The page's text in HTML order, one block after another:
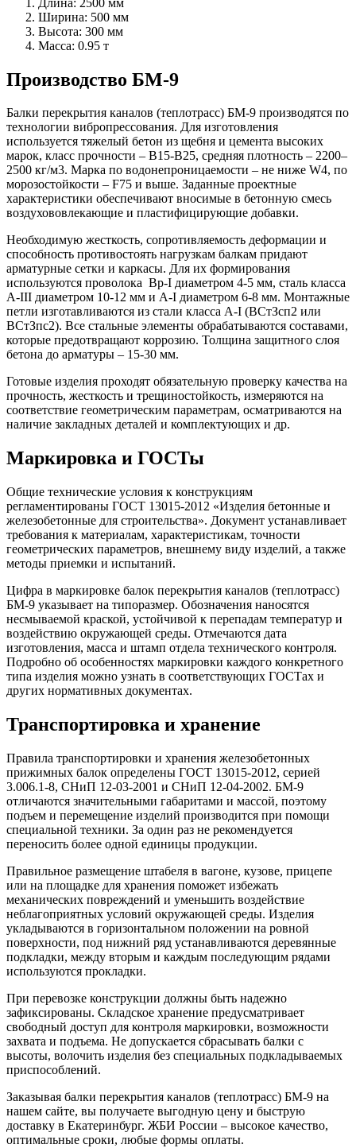
Ширина: 500 мм
Высота: 300 мм
Масса: 0.95 т
Производство БМ-9
Балки перекрытия каналов (теплотрасс) БМ-9 производятся по
технологии вибропрессования. Для изготовления
используется тяжелый бетон из щебня и цемента высоких
марок, класс прочности – В15-В25, средняя плотность – 2200–
2500 кг/м3. Марка по водонепроницаемости – не ниже W4, по
морозостойкости – F75 и выше. Заданные проектные
характеристики обеспечивают вносимые в бетонную смесь
воздухововлекающие и пластифицирующие добавки.
Необходимую жесткость, сопротивляемость деформации и
способность противостоять нагрузкам балкам придают
арматурные сетки и каркасы. Для их формирования
используются проволока Вр-I диаметром 4-5 мм, сталь класса
А-III диаметром 10-12 мм и А-I диаметром 6-8 мм. Монтажные
петли изготавливаются из стали класса А-I (ВСтЗсп2 или
ВСтЗпс2). Все стальные элементы обрабатываются составами,
которые предотвращают коррозию. Толщина защитного слоя
бетона до арматуры – 15-30 мм.
Готовые изделия проходят обязательную проверку качества на
прочность, жесткость и трещиностойкость, измеряются на
соответствие геометрическим параметрам, осматриваются на
наличие закладных деталей и комплектующих и др.
Маркировка и ГОСТы
Общие технические условия к конструкциям
регламентированы ГОСТ 13015-2012 «Изделия бетонные и
железобетонные для строительства». Документ устанавливает
требования к материалам, характеристикам, точности
геометрических параметров, внешнему виду изделий, а также
методы приемки и испытаний.
Цифра в маркировке балок перекрытия каналов (теплотрасс)
БМ-9 указывает на типоразмер. Обозначения наносятся
несмываемой краской, устойчивой к перепадам температур и
воздействию окружающей среды. Отмечаются дата
изготовления, масса и штамп отдела технического контроля.
Подробно об особенностях маркировки каждого конкретного
типа изделия можно узнать в соответствующих ГОСТах и
других нормативных документах.
Транспортировка и хранение
Правила транспортировки и хранения железобетонных
прижимных балок определены ГОСТ 13015-2012, серией
3.006.1-8, СНиП 12-03-2001 и СНиП 12-04-2002. БМ-9
отличаются значительными габаритами и массой, поэтому
подъем и перемещение изделий производится при помощи
специальной техники. За один раз не рекомендуется
переносить более одной единицы продукции.
Правильное размещение штабеля в вагоне, кузове, прицепе
или на площадке для хранения поможет избежать
механических повреждений и уменьшить воздействие
неблагоприятных условий окружающей среды. Изделия
укладываются в горизонтальном положении на ровной
поверхности, под нижний ряд устанавливаются деревянные
подкладки, между вторым и каждым последующим рядами
используются прокладки.
При перевозке конструкции должны быть надежно
зафиксированы. Складское хранение предусматривает
свободный доступ для контроля маркировки, возможности
захвата и подъема. Не допускается сбрасывать балки с
высоты, волочить изделия без специальных подкладываемых
приспособлений.
Заказывая балки перекрытия каналов (теплотрасс) БМ-9 на
нашем сайте, вы получаете выгодную цену и быструю
доставку в Екатеринбург. ЖБИ России – высокое качество,
оптимальные сроки, любые формы оплаты.